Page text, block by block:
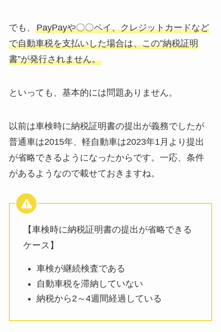
でも、 PayPayや〇〇ペイ、クレジットカードなど
で自動車税を支払いした場合は、この”納税証明
書”が発行されません。
といっても、基本的には問題ありません。
以前は車検時に納税証明書の提出が義務でしたが
普通車は2015年、軽自動車は2023年1月より提出
が省略できるようになったからです。一応、条件
があるようなので載せておきますね。
【車検時に納税証明書の提出が省略できる
ケース】
車検が継続検査である
自動車税を滞納していない
納税から2～4週間経過している